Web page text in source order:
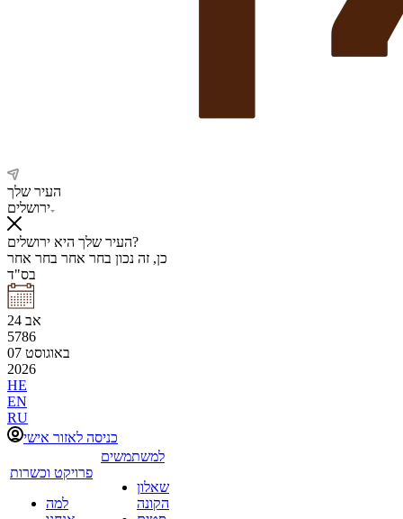
העיר שלך
ירושלים
העיר שלך היא ירושלים?
כן, זה נכון בחר אחר בחר אחר
בס"ד
24 אב
5786
07 באוגוסט
2026
HE
EN
RU
כניסה לאזור אישי
פרויקט וכשרות
למה
למשתמשים
שאלון
הקונה